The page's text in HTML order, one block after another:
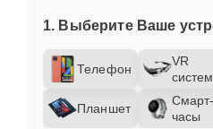
1. Выберите Ваше
Телефон
VR
Планшет
Смарт-
часы